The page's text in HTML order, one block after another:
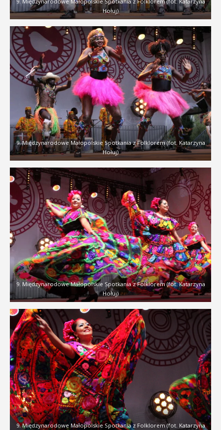
Hołuj)
9. Międzynarodowe Małopolskie Spotkania z Folklorem (fot. Katarzyna
Hołuj)
9. Międzynarodowe Małopolskie Spotkania z Folklorem (fot. Katarzyna
Hołuj)
9. Międzynarodowe Małopolskie Spotkania z Folklorem (fot. Katarzyna